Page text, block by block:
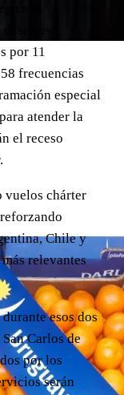
a la
por 11
frecuencias
especial
atender la
el receso
vuelos chárter
Chile y
relevantes
esos dos
Carlos de
por los
serán